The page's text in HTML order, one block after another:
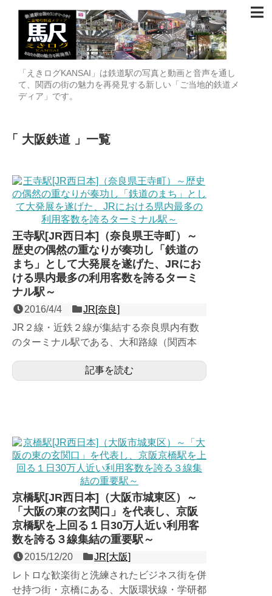
「えきログKANSAI」は鉄道駅の写真と動画と音声を通し
て、関西の街の魅力を再発見する新しい「ご当地的鉄道メ
ディア」です。
大阪鉄道 一覧
王寺駅[JR西日本]（奈良県王寺町）～
歴史の偶然の重なりが奏功し「鉄道の
まち」として大発展を遂げた、JRにお
ける県内最多の利用客数を誇るターミ
ナル駅～
2016/4/4
JR[奈良]
JR２線・近鉄２線が集結する奈良県内有数
のターミナル駅である、大和路線（関西本
大阪方面からの普通電車...
記事を読む
京橋駅[JR西日本]（大阪市城東区）～
「大阪の東の玄関口」を代表し、京阪
京橋駅を上回る１日30万人近い利用客
数を誇る３線集結の重要駅～
2015/12/20
JR[大阪]
レトロな歓楽街と洗練されたビジネス街を併
せ持つ街・京橋にある、大阪環状線・学研都